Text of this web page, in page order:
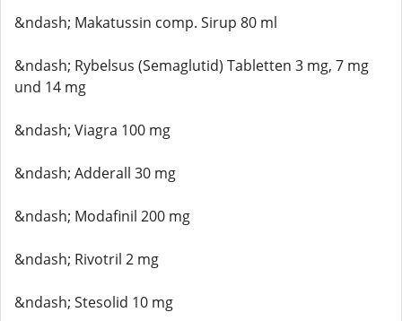
&ndash; Makatussin comp. Sirup 80 ml
&ndash; Rybelsus (Semaglutid) Tabletten 3 mg, 7 mg
und 14 mg
&ndash; Viagra 100 mg
&ndash; Adderall 30 mg
&ndash; Modafinil 200 mg
&ndash; Rivotril 2 mg
&ndash; Stesolid 10 mg